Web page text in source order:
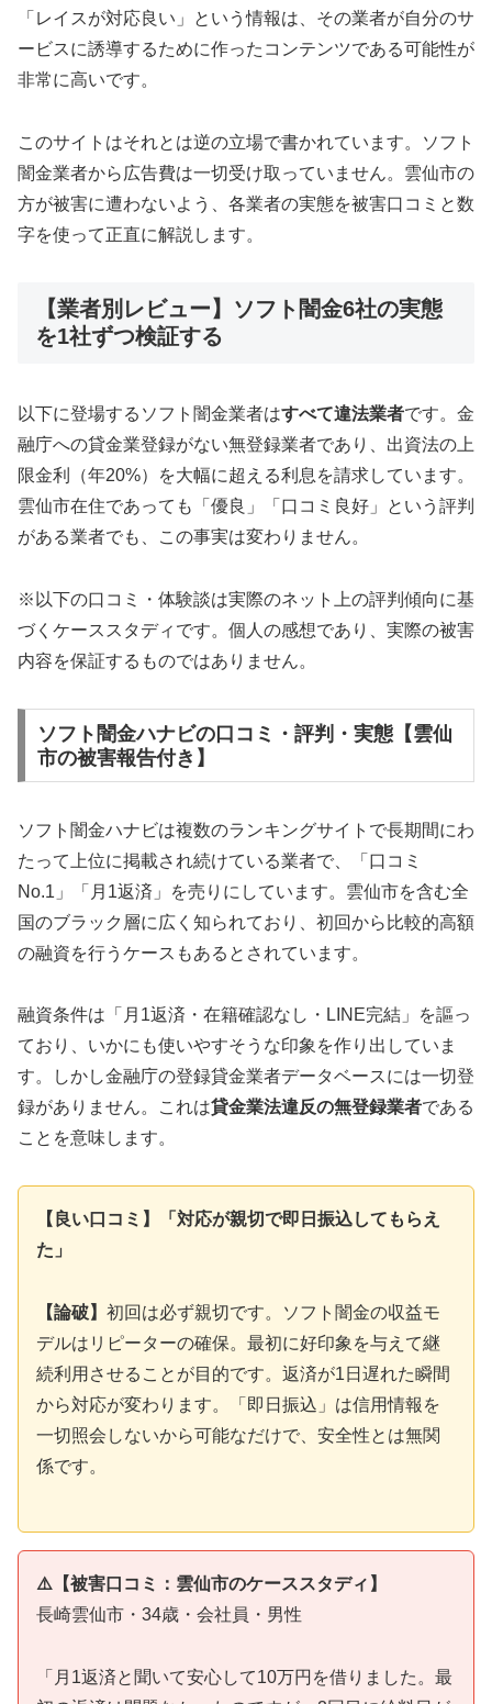
「レイスが対応良い」という情報は、その業者が自分のサ
ービスに誘導するために作ったコンテンツである可能性が
非常に高いです。
このサイトはそれとは逆の立場で書かれています。ソフト
闇金業者から広告費は一切受け取っていません。雲仙市の
方が被害に遭わないよう、各業者の実態を被害口コミと数
字を使って正直に解説します。
【業者別レビュー】ソフト闇金6社の実態
を1社ずつ検証する
以下に登場するソフト闇金業者はすべて違法業者です。金
融庁への貸金業登録がない無登録業者であり、出資法の上
限金利（年20%）を大幅に超える利息を請求しています。
雲仙市在住であっても「優良」「口コミ良好」という評判
がある業者でも、この事実は変わりません。
※以下の口コミ・体験談は実際のネット上の評判傾向に基
づくケーススタディです。個人の感想であり、実際の被害
内容を保証するものではありません。
ソフト闇金ハナビの口コミ・評判・実態【雲仙
市の被害報告付き】
ソフト闇金ハナビは複数のランキングサイトで長期間にわ
たって上位に掲載され続けている業者で、「口コミ
No.1」「月1返済」を売りにしています。雲仙市を含む全
国のブラック層に広く知られており、初回から比較的高額
の融資を行うケースもあるとされています。
融資条件は「月1返済・在籍確認なし・LINE完結」を謳っ
ており、いかにも使いやすそうな印象を作り出していま
す。しかし金融庁の登録貸金業者データベースには一切登
録がありません。これは貸金業法違反の無登録業者である
ことを意味します。
【良い口コミ】「対応が親切で即日振込してもらえ
た」
【論破】 初回は必ず親切です。ソフト闇金の収益モ
デルはリピーターの確保。最初に好印象を与えて継
続利用させることが目的です。返済が1日遅れた瞬間
から対応が変わります。「即日振込」は信用情報を
一切照会しないから可能なだけで、安全性とは無関
係です。
⚠️【被害口コミ：雲仙市のケーススタディ】
長崎雲仙市・34歳・会社員・男性
「月1返済と聞いて安心して10万円を借りました。最